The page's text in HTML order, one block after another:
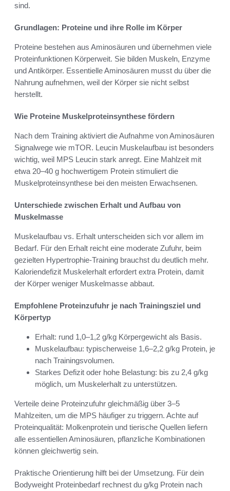
sind.
Grundlagen: Proteine und ihre Rolle im Körper
Proteine bestehen aus Aminosäuren und übernehmen viele
Proteinfunktionen Körperweit. Sie bilden Muskeln, Enzyme
und Antikörper. Essentielle Aminosäuren musst du über die
Nahrung aufnehmen, weil der Körper sie nicht selbst
herstellt.
Wie Proteine Muskelproteinsynthese fördern
Nach dem Training aktiviert die Aufnahme von Aminosäuren
Signalwege wie mTOR. Leucin Muskelaufbau ist besonders
wichtig, weil MPS Leucin stark anregt. Eine Mahlzeit mit
etwa 20–40 g hochwertigem Protein stimuliert die
Muskelproteinsynthese bei den meisten Erwachsenen.
Unterschiede zwischen Erhalt und Aufbau von
Muskelmasse
Muskelaufbau vs. Erhalt unterscheiden sich vor allem im
Bedarf. Für den Erhalt reicht eine moderate Zufuhr, beim
gezielten Hypertrophie-Training brauchst du deutlich mehr.
Kaloriendefizit Muskelerhalt erfordert extra Protein, damit
der Körper weniger Muskelmasse abbaut.
Empfohlene Proteinzufuhr je nach Trainingsziel und
Körpertyp
Erhalt: rund 1,0–1,2 g/kg Körpergewicht als Basis.
Muskelaufbau: typischerweise 1,6–2,2 g/kg Protein, je
nach Trainingsvolumen.
Starkes Defizit oder hohe Belastung: bis zu 2,4 g/kg
möglich, um Muskelerhalt zu unterstützen.
Verteile deine Proteinzufuhr gleichmäßig über 3–5
Mahlzeiten, um die MPS häufiger zu triggern. Achte auf
Proteinqualität: Molkenprotein und tierische Quellen liefern
alle essentiellen Aminosäuren, pflanzliche Kombinationen
können gleichwertig sein.
Praktische Orientierung hilft bei der Umsetzung. Für dein
Bodyweight Proteinbedarf rechnest du g/kg Protein nach